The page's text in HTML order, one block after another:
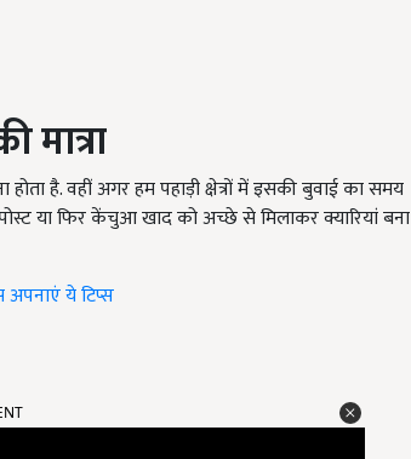
है. वहीं अगर हम पहाड़ी क्षेत्रों में इसकी बुवाई का समय
या फिर केंचुआ खाद को अच्छे से मिलाकर क्यारियां बना
ये टिप्स